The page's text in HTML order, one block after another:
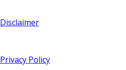
Disclaimer
Privacy Policy